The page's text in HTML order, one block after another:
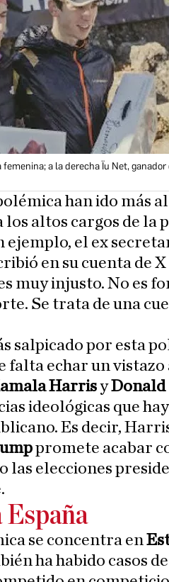
a la derecha Ïu Net,
han ido más
altos cargos de la
ejemplo, el ex
en su cuenta de X
muy injusto. No es
Se trata de una
salpicado por esta
falta echar un vistazo
Harrisy
ideológicas que
Es decir,
promete acabar
las elecciones
España
se concentra en
ha habido casos de